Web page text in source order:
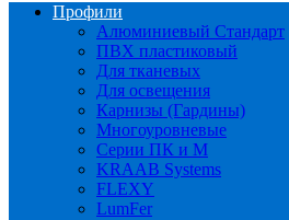
Профили
Алюминиевый Стандарт
ПВХ пластиковый
Для тканевых
Для освещения
Карнизы (Гардины)
Многоуровневые
Серии ПК и М
KRAAB Systems
FLEXY
LumFer